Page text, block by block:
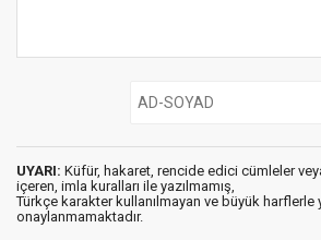
UYARI: Küfür, hakaret, rencide edici cümleler
içeren, imla kuralları ile yazılmamış,
Türkçe karakter kullanılmayan ve büyük harflerle
onaylanmamaktadır.